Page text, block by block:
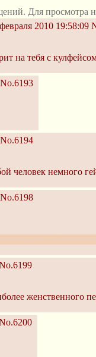
Для просмотра
2010 19:58:09
на тебя с
No.6193
No.6194
человек немного
No.6198
женственного